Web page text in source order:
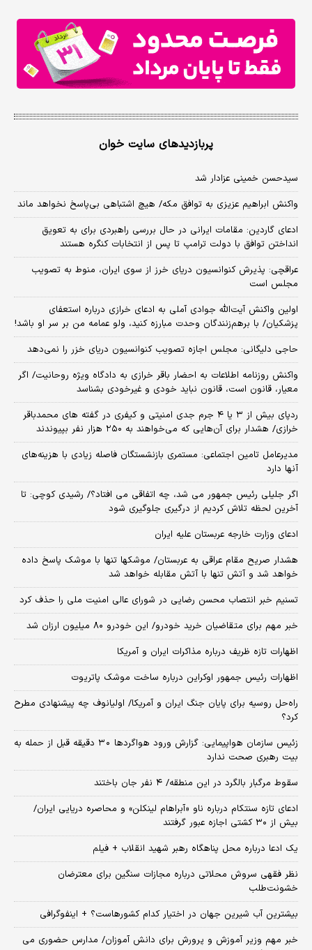
پربازدیدهای سایت خوان
سیدحسن خمینی عزادار شد
واکنش ابراهیم عزیزی به توافق مکه/ هیچ اشتباهی بی‌پاسخ نخواهد ماند
ادعای گاردین: مقامات ایرانی در حال بررسی راهبردی برای به تعویق
انداختن توافق با دولت ترامپ تا پس از انتخابات کنگره هستند
عراقچی: پذیرش کنوانسیون دریای خرز از سوی ایران، منوط به تصویب
مجلس است
اولین واکنش آیت‌الله جوادی آملی به ادعای خرازی درباره استعفای
پزشکیان/ با برهم‌زنندگان وحدت مبارزه کنید، ولو عمامه من بر سر او باشد!
حاجی دلیگانی: مجلس اجازه تصویب کنوانسیون دریای خزر را نمی‌دهد
واکنش روزنامه اطلاعات به احضار باقر خرازی به دادگاه ویژه روحانیت/ اگر
معیار، قانون است، قانون نباید خودی و غیرخودی بشناسد
ردپای بیش از ۳ یا ۴ جرم جدی امنیتی و کیفری در گفته های محمدباقر
خرازی/ هشدار برای آن‌هایی که می‌خواهند به ۲۵۰ هزار نفر بپیوندند
مدیرعامل تامین اجتماعی: مستمری بازنشستگان فاصله زیادی با هزینه‌های
آنها دارد
اگر جلیلی رئیس جمهور می شد، چه اتفاقی می افتاد؟/ رشیدی کوچی: تا
آخرین لحظه تلاش کردیم از درگیری جلوگیری شود
ادعای وزارت خارجه عربستان علیه ایران
هشدار صریح مقام عراقی به عربستان/ موشکها تنها با موشک پاسخ داده
خواهد شد و آتش تنها با آتش مقابله خواهد شد
تسنیم خبر انتصاب محسن رضایی در شورای عالی امنیت ملی را حذف کرد
خبر مهم برای متقاضیان خرید خودرو/ این خودرو ۸۰ میلیون ارزان شد
اظهارات تازه ظریف درباره مذاکرات ایران و آمریکا
اظهارات رئیس جمهور اوکراین درباره ساخت موشک پاتریوت
راه‌حل روسیه برای پایان جنگ ایران و آمریکا/ اولیانوف چه پیشنهادی مطرح
کرد؟
زئیس سازمان هواپیمایی: گزارش ورود هواگردها ٣٠ دقیقه قبل از حمله به
بیت رهبری صحت ندارد
سقوط مرگبار بالگرد در این منطقه/ ۴ نفر جان باختند
ادعای تازه سنتکام درباره ناو «آبراهام لینکلن» و محاصره دریایی ایران/
بیش از ۳۰ کشتی اجازه عبور گرفتند
یک ادعا درباره محل پناهگاه‌ رهبر شهید انقلاب + فیلم
نظر فقهی سروش محلاتی درباره مجازات سنگین برای معترضان
خشونت‌طلب
بیشترین آب شیرین جهان در اختیار کدام کشورهاست؟ + اینفوگرافی
خبر مهم وزیر آموزش و پرورش برای دانش آموزان/ مدارس حضوری می